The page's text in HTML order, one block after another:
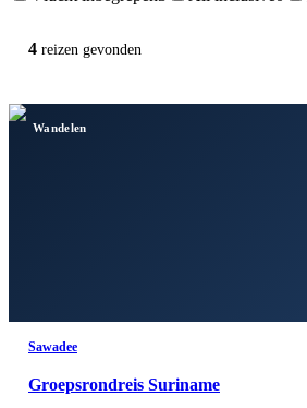
4 reizen gevonden
Wandelen
Sawadee
Groepsrondreis Suriname